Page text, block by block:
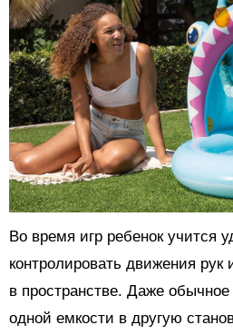
Во время игр ребенок учится
контролировать движения рук
в пространстве. Даже
одной емкости в другую